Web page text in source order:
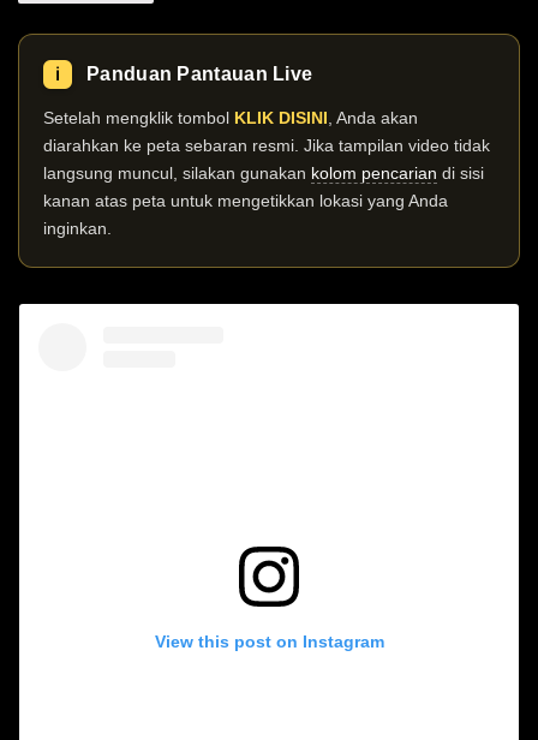
ℹ️ Panduan Pantauan Live
Setelah mengklik tombol KLIK DISINI, Anda akan
diarahkan ke peta sebaran resmi. Jika tampilan video tidak
langsung muncul, silakan gunakan kolom pencarian di sisi
kanan atas peta untuk mengetikkan lokasi yang Anda
inginkan.
View this post on Instagram